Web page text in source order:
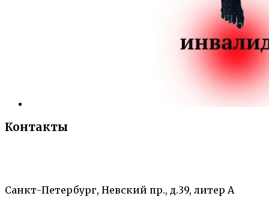
Контакты
Санкт-Петербург, Невский пр., д.39, литер А